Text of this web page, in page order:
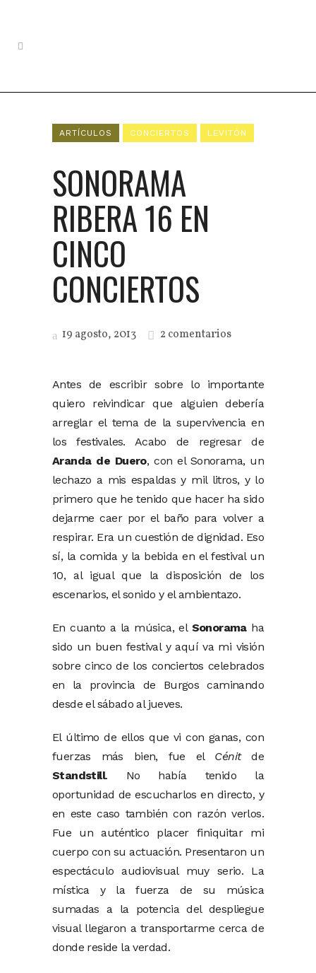
ARTÍCULOS CONCIERTOS LEVITÓN
SONORAMA
RIBERA 16 EN
CINCO
CONCIERTOS
19 agosto, 2013 2 comentarios
Antes de escribir sobre lo importante
quiero reivindicar que alguien debería
arreglar el tema de la supervivencia en
los festivales. Acabo de regresar de
Aranda de Duero, con el Sonorama, un
lechazo a mis espaldas y mil litros, y lo
primero que he tenido que hacer ha sido
dejarme caer por el baño para volver a
respirar. Era un cuestión de dignidad. Eso
sí, la comida y la bebida en el festival un
10, al igual que la disposición de los
escenarios, el sonido y el ambientazo.
En cuanto a la música, el Sonoramaha
sido un buen festival y aquí va mi visión
sobre cinco de los conciertos celebrados
en la provincia de Burgos caminando
desde el sábado al jueves.
El último de ellos que vi con ganas, con
fuerzas más bien, fue el Cénitde
Standstill. No había tenido la
oportunidad de escucharlos en directo, y
en este caso también con razón verlos.
Fue un auténtico placer finiquitar mi
cuerpo con su actuación. Presentaron un
espectáculo audiovisual muy serio. La
mística y la fuerza de su música
sumadas a la potencia del despliegue
visual llegaron a transportarme cerca de
donde reside la verdad.